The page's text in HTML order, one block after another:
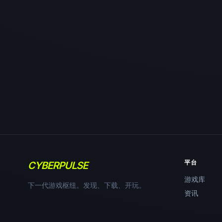
CYBERPULSE
下一代游戏枢纽。发现、下载、开玩。
平台
游戏库
资讯